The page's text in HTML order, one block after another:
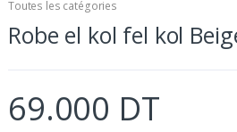
Toutes les catégories
Robe el kol fel kol
69.000 DT